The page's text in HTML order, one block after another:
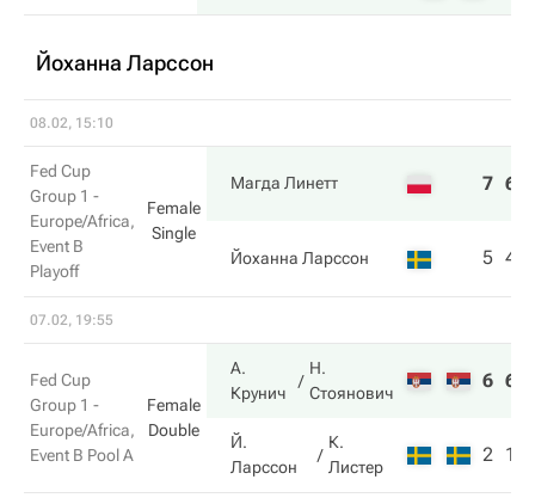
Йоханна Ларссон
08.02, 15:10
Fed Cup
Group 1 -
Europe/Africa,
Event B
Playoff
Female
Single
Магда Линетт 7 6
Йоханна Ларссон 5 4
07.02, 19:55
Fed Cup
Group 1 -
Europe/Africa,
Event B Pool A
Female
Double
А.
Крунич
Н.
Стоянович
6 6
Й.
Ларссон
К.
Листер
2 1